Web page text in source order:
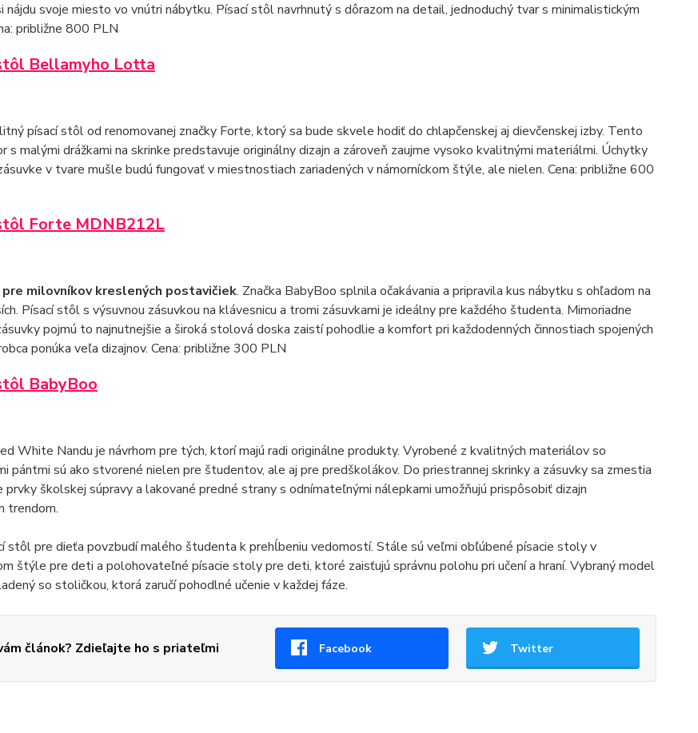
nájdu svoje miesto vo vnútri nábytku. Písací stôl navrhnutý s dôrazom na detail, jednoduchý tvar s minimalistickým
približne 800 PLN
Bellamyho Lotta
písací stôl od renomovanej značky Forte, ktorý sa bude skvele hodiť do chlapčenskej aj dievčenskej izby. Tento
s malými drážkami na skrinke predstavuje originálny dizajn a zároveň zaujme vysoko kvalitnými materiálmi. Úchytky
v tvare mušle budú fungovať v miestnostiach zariadených v námorníckom štýle, ale nielen. Cena: približne 600
Forte MDNB212L
milovníkov kreslených postavičiek. Značka BabyBoo splnila očakávania a pripravila kus nábytku s ohľadom na
Písací stôl s výsuvnou zásuvkou na klávesnicu a tromi zásuvkami je ideálny pre každého študenta. Mimoriadne
pojmú to najnutnejšie a široká stolová doska zaistí pohodlie a komfort pri každodenných činnostiach spojených
ponúka veľa dizajnov. Cena: približne 300 PLN
BabyBoo
White Nandu je návrhom pre tých, ktorí majú radi originálne produkty. Vyrobené z kvalitných materiálov so
pántmi sú ako stvorené nielen pre študentov, ale aj pre predškolákov. Do priestrannej skrinky a zásuvky sa zmestia
prvky školskej súpravy a lakované predné strany s odnímateľnými nálepkami umožňujú prispôsobiť dizajn
trendom.
stôl pre dieťa povzbudí malého študenta k prehĺbeniu vedomostí. Stále sú veľmi obľúbené písacie stoly v
štýle pre deti a polohovateľné písacie stoly pre deti, ktoré zaisťujú správnu polohu pri učení a hraní. Vybraný model
so stoličkou, ktorá zaručí pohodlné učenie v každej fáze.
článok? Zdieľajte ho s priateľmi Facebook Twitter